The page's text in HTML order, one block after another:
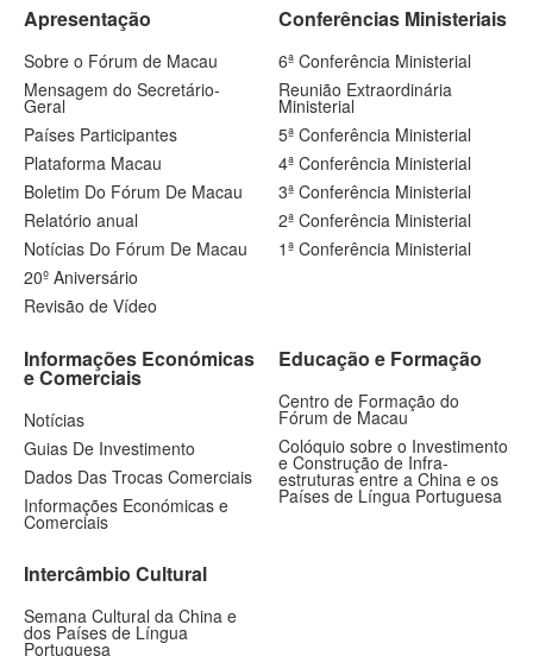
Apresentação
Sobre o Fórum de Macau
Mensagem do Secretário-
Geral
Países Participantes
Plataforma Macau
Boletim Do Fórum De Macau
Relatório anual
Notícias Do Fórum De Macau
20º Aniversário
Revisão de Vídeo
Conferências Ministeriais
6ª Conferência Ministerial
Reunião Extraordinária
Ministerial
5ª Conferência Ministerial
4ª Conferência Ministerial
3ª Conferência Ministerial
2ª Conferência Ministerial
1ª Conferência Ministerial
Informações Económicas
e Comerciais
Notícias
Guias De Investimento
Dados Das Trocas Comerciais
Informações Económicas e
Comerciais
Intercâmbio Cultural
Semana Cultural da China e
dos Países de Língua
Portuguesa
Educação e Formação
Centro de Formação do
Fórum de Macau
Colóquio sobre o Investimento
e Construção de Infra-
estruturas entre a China e os
Países de Língua Portuguesa